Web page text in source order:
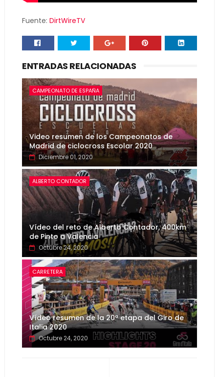
Fuente: DirtWireTV
ENTRADAS RELACIONADAS
CAMPEONATO DE ESPAÑA
Video resumen de los Campeonatos de
Madrid de ciclocross Escolar 2020
Diciembre 01, 2020
ALBERTO CONTADOR
Vídeo del reto de Alberto Contador, 400km
de Pinto a Valencia
Octubre 24, 2020
CARRETERA
Vídeo resumen de la 20ª etapa del Giro de
Italia 2020
Octubre 24, 2020